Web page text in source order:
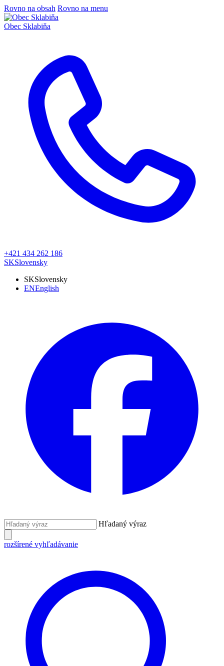
Rovno na obsah Rovno na menu
Obec Sklabiňa
+421 434 262 186
SKSlovensky
SKSlovensky
ENEnglish
Hľadaný výraz
rozšírené vyhľadávanie